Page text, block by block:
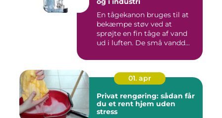
En tågekanon bruges til at
bekæmpe støv ved at
sprøjte en fin tåge af vand
ud i luften. De små vandd...
01. apr
Privat rengøring: sådan får
du et rent hjem uden
stress